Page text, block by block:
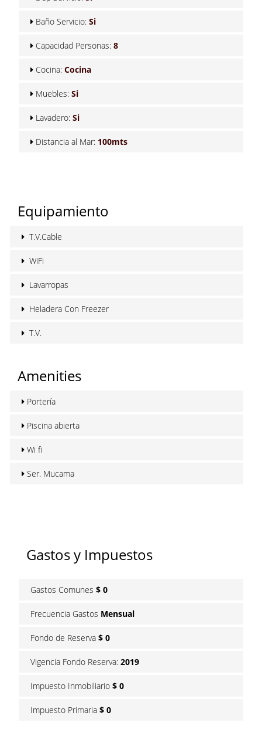
Baño Servicio: Si
Capacidad Personas: 8
Cocina: Cocina
Muebles: Si
Lavadero: Si
Distancia al Mar: 100mts
Equipamiento
T.V.Cable
WiFi
Lavarropas
Heladera Con Freezer
T.V.
Amenities
Portería
Piscina abierta
Wi fi
Ser. Mucama
Gastos y Impuestos
Gastos Comunes $ 0
Frecuencia Gastos Mensual
Fondo de Reserva $ 0
Vigencia Fondo Reserva: 2019
Impuesto Inmobiliario $ 0
Impuesto Primaria $ 0